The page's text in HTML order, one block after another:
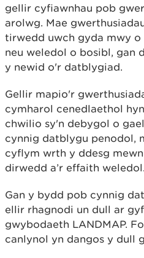
gellir cyfiawnhau pob
arolwg. Mae
tirwedd uwch gyda mwy
neu weledol o bosibl, gan
y newid o'r datblygiad.
Gellir mapio'r
cymharol cenedlaethol
chwilio sy'n debygol o
cynnig datblygu penodol,
cyflym wrth y ddesg
dirwedd a’r effaith weledol.
Gan y bydd pob cynnig
ellir rhagnodi un dull ar
gwybodaeth LANDMAP.
canlynol yn dangos y dull